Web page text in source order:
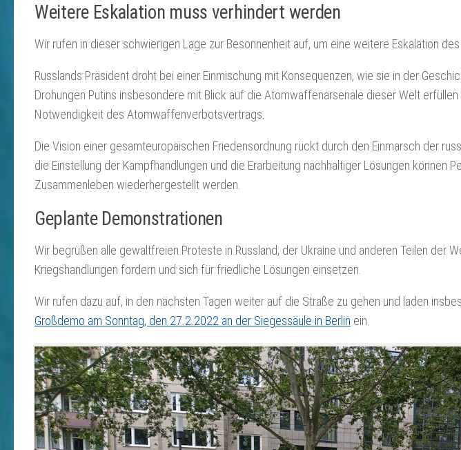
Weitere Eskalation muss verhindert werden
Wir rufen in dieser schwierigen Lage zur Besonnenheit auf, um eine weitere Eskalation
Russlands Präsident droht bei einer Einmischung mit Konsequenzen, wie sie in der
Drohungen Putins insbesondere mit Blick auf die Atomwaffenarsenale dieser Welt
Notwendigkeit des Atomwaffenverbotsvertrags.
Die Vision einer gesamteuropäischen Friedensordnung rückt durch den Einmarsch der
die Einstellung der Kampfhandlungen und die Erarbeitung nachhaltiger Lösungen können
Zusammenleben wiederhergestellt werden.
Geplante Demonstrationen
Wir begrüßen alle gewaltfreien Proteste in Russland, der Ukraine und anderen Teilen der
Kriegshandlungen fordern und sich für friedliche Lösungen einsetzen.
Wir rufen dazu auf, in den nächsten Tagen weiter auf die Straße zu gehen und laden
Großdemo am Sonntag, den 27.2.2022 an der Siegessäule in Berlin ein.